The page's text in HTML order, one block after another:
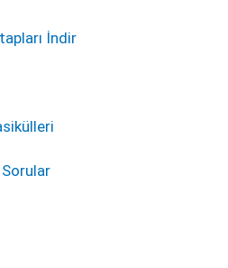
İndir
Sorular